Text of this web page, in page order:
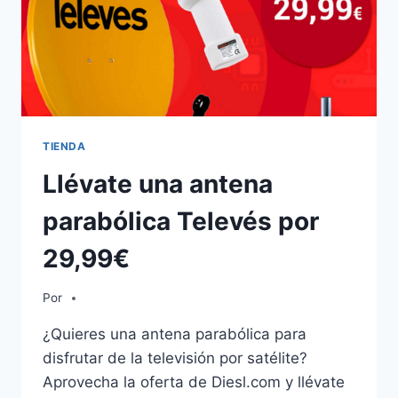
TIENDA
Llévate una antena
parabólica Televés por
29,99€
Por
¿Quieres una antena parabólica para
disfrutar de la televisión por satélite?
Aprovecha la oferta de Diesl.com y llévate